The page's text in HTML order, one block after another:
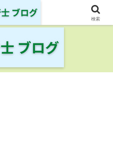
た旅行遂行士の旅の記録
検索